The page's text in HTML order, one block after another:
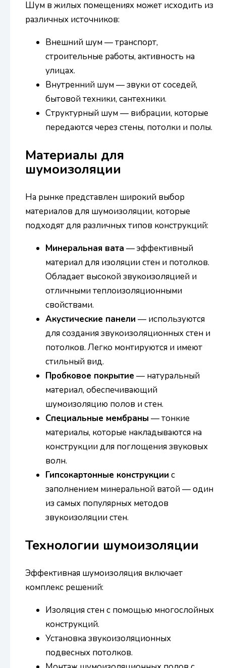
Шум в жилых помещениях может исходить из
различных источников:
Внешний шум — транспорт,
строительные работы, активность на
улицах.
Внутренний шум — звуки от соседей,
бытовой техники, сантехники.
Структурный шум — вибрации, которые
передаются через стены, потолки и полы.
Материалы для
шумоизоляции
На рынке представлен широкий выбор
материалов для шумоизоляции, которые
подходят для различных типов конструкций:
Минеральная вата — эффективный
материал для изоляции стен и потолков.
Обладает высокой звукоизоляцией и
отличными теплоизоляционными
свойствами.
Акустические панели — используются
для создания звукоизоляционных стен и
потолков. Легко монтируются и имеют
стильный вид.
Пробковое покрытие — натуральный
материал, обеспечивающий
шумоизоляцию полов и стен.
Специальные мембраны — тонкие
материалы, которые накладываются на
конструкции для поглощения звуковых
волн.
Гипсокартонные конструкции с
заполнением минеральной ватой — один
из самых популярных методов
звукоизоляции стен.
Технологии шумоизоляции
Эффективная шумоизоляция включает
комплекс решений:
Изоляция стен с помощью многослойных
конструкций.
Установка звукоизоляционных
подвесных потолков.